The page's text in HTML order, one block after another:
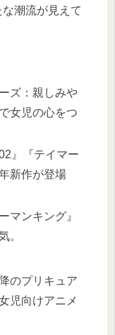
潮流が見えて
ズ：親しみや
女児の心をつ
』『テイマー
新作が登場
マンキング』
。
のプリキュア
児向けアニメ